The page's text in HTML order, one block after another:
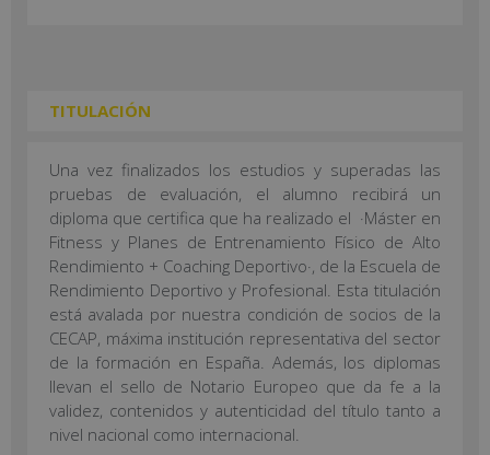
TITULACIÓN
Una vez finalizados los estudios y superadas las
pruebas de evaluación, el alumno recibirá un
diploma que certifica que ha realizado el ·Máster en
Fitness y Planes de Entrenamiento Físico de Alto
Rendimiento + Coaching Deportivo·, de la Escuela de
Rendimiento Deportivo y Profesional. Esta titulación
está avalada por nuestra condición de socios de la
CECAP, máxima institución representativa del sector
de la formación en España. Además, los diplomas
llevan el sello de Notario Europeo que da fe a la
validez, contenidos y autenticidad del título tanto a
nivel nacional como internacional.